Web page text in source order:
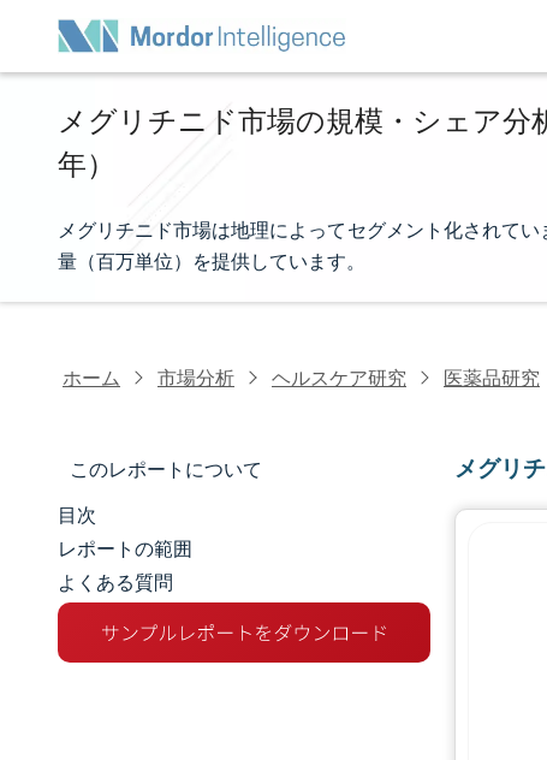
メグリチニド市場の規模・シェア分
年）
メグリチニド市場は地理によってセグメント化されて
量（百万単位）を提供しています。
ホーム 市場分析 ヘルスケア研究 医薬品研究
このレポートについて
マーケットスナップショット
市場概要
主な市場動向
目次
レポートの範囲
よくある質問
メグリ